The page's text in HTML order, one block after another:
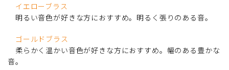
イエローブラス
明るい音色が好きな方におすすめ。明るく張りのある音。
ゴールドブラス
柔らかく温かい音色が好きな方におすすめ。幅のある豊かな
音。